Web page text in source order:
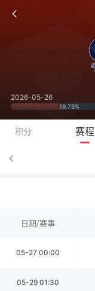
2026-05-26
19.78%
积分 赛程
日期/赛事
05-27 00:00
05-29 01:30